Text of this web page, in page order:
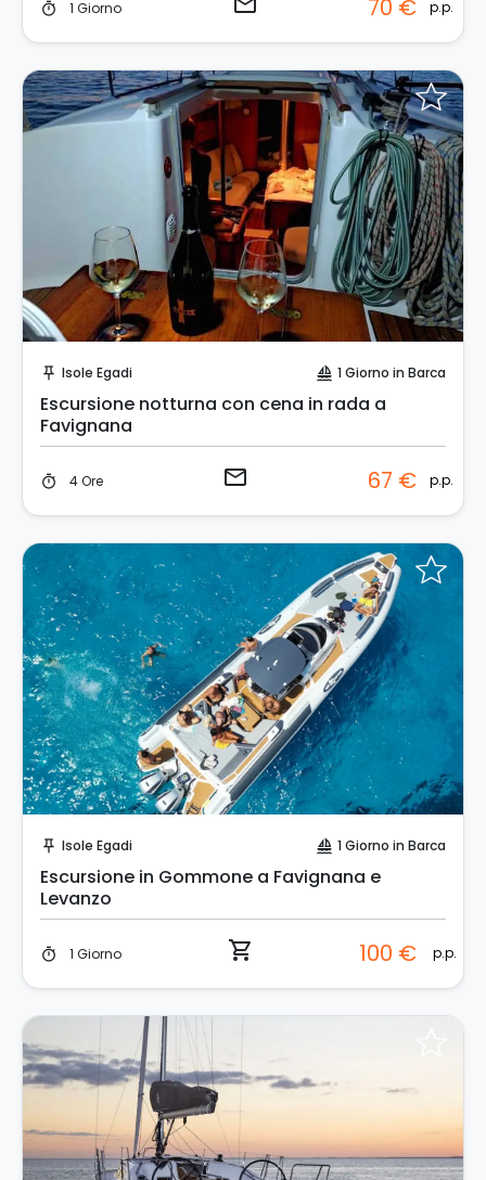
timer 1 Giorno 70 € p.p.
push_pin Isole Egadi sailing 1 Giorno in Barca
Escursione notturna con cena in rada a
Favignana
timer 4 Ore email 67 € p.p.
push_pin Isole Egadi sailing 1 Giorno in Barca
Escursione in Gommone a Favignana e
Levanzo
timer 1 Giorno shopping_cart 100 € p.p.